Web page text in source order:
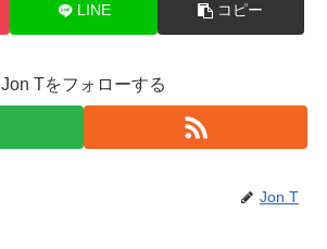
LINE コピー
Jon Tをフォローする
Jon T